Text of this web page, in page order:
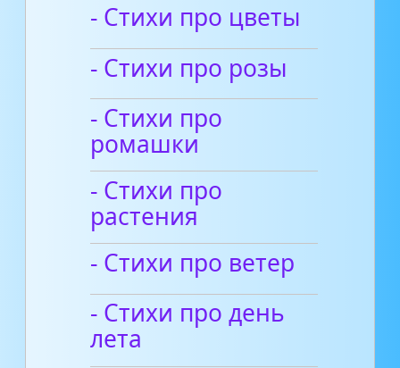
- Стихи про цветы
- Стихи про розы
- Стихи про
ромашки
- Стихи про
растения
- Стихи про ветер
- Стихи про день
лета